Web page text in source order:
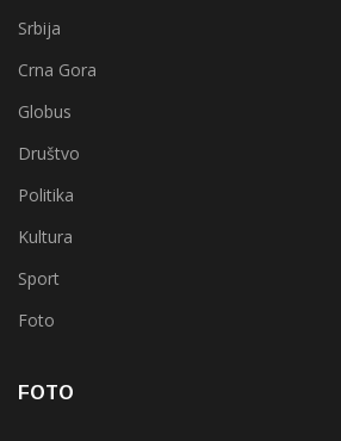
Srbija
Crna Gora
Globus
Društvo
Politika
Kultura
Sport
Foto
FOTO